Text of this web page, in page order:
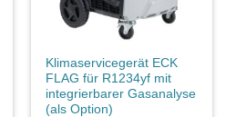
auf
gewählt
werden
Klimaservicegerät ECK
FLAG für R1234yf mit
integrierbarer Gasanalyse
(als Option)